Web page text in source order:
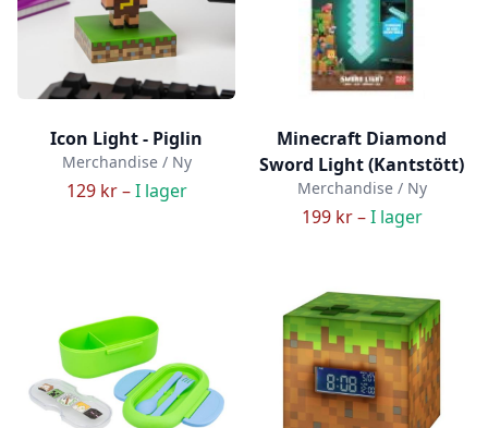
Icon Light - Piglin
Merchandise / Ny
129 kr –I lager
Minecraft Diamond
Sword Light (Kantstött)
Merchandise / Ny
199 kr –I lager